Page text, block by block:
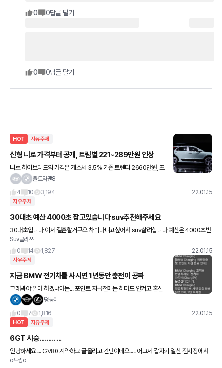
0 0답글 달기
0 0답글 달기
HOT 자유주제
신형 니로 가격부터 공개, 트림별 221~289만원 인상
니로 하이브리드의 가격은 개소세 3.5% 기준 트렌디 2660만원, 프
레스티지 2895만원, 시그니처 3306만원으로 기존 1세대 니로 대
울트라맨8
4
10 3,194 22.01.15
자유주제
30대초 예산 4000초 잡고있습니다 suv추천해주세요
30대초입니다 이제 결혼할거구요 차박다니고싶어서 suv살려합니다 예산은 4000초반
까지 가능합니다 추천부탁드립니다 !! 감사합니다!
Suv클라쓰
0
14 1,827 22.01.15
자유주제
지금 BMW 전기차를 사시면 1년동안 충전이 공짜
그래봐야 얼마 하겠냐마는... 포인트 지급전에는 히터도 안켜고 혼신
의 발컨으로 출퇴근 했었는데 1년동안은 전비 생각 안하고 그냥 신나
떵붕이
0
7 1,816 22.01.15
HOT 자유주제
6GT 시승.............
안녕하세요.... GV80 계약하고 글올리고 간만이네요..... 어그제 갑자기 일산 전시장에서
시승행사 있다고 연락이 오고..... 계획에도 없던 일정을 잡아서 전시장 방문.... x6 x5 x3
o투짱o